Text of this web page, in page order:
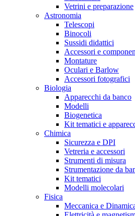
Vetrini e preparazione
Astronomia
Telescopi
Binocoli
Sussidi didattici
Accessori e
Montature
Oculari e Barlow
Accessori fotografici
Biologia
Apparecchi da banco
Modelli
Biogenetica
Kit tematici e
Chimica
Sicurezza e DPI
Vetreria e accessori
Strumenti di misura
Strumentazione da
Kit tematici
Modelli molecolari
Fisica
Meccanica e